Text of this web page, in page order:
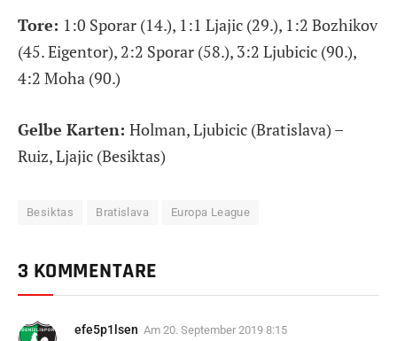
Tore: 1:0 Sporar (14.), 1:1 Ljajic (29.), 1:2 Bozhikov
(45. Eigentor), 2:2 Sporar (58.), 3:2 Ljubicic (90.),
4:2 Moha (90.)
Gelbe Karten: Holman, Ljubicic (Bratislava) –
Ruiz, Ljajic (Besiktas)
Besiktas Bratislava Europa League
3 KOMMENTARE
efe5p1lsen Am 20. September 2019 8:15